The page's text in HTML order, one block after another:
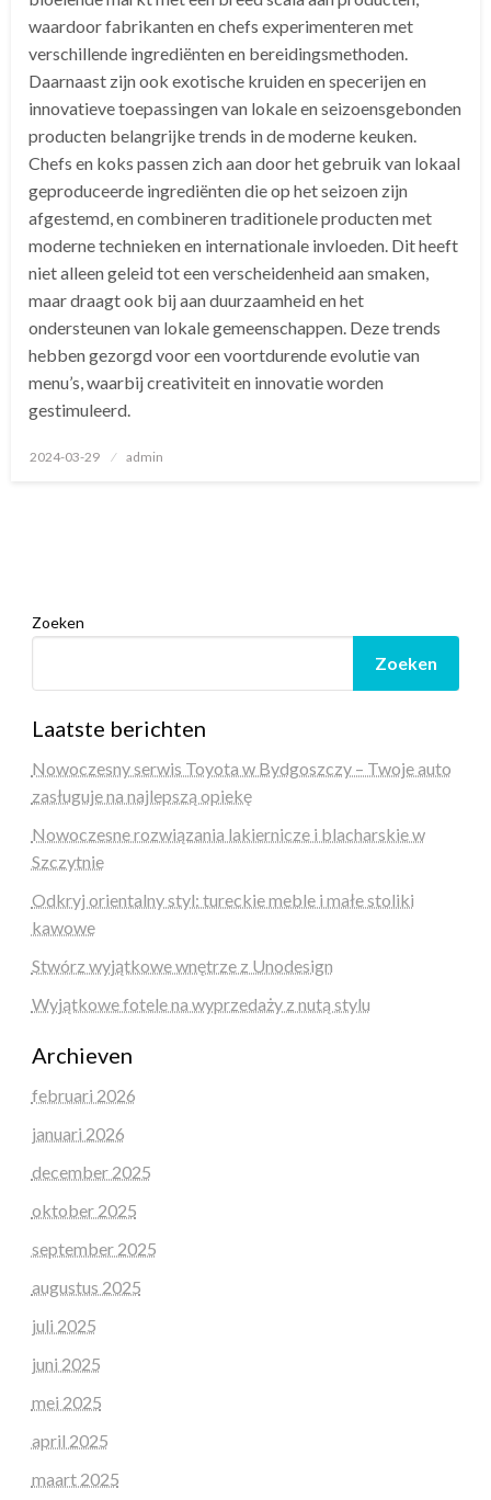
waardoor fabrikanten en chefs experimenteren met
verschillende ingrediënten en bereidingsmethoden.
Daarnaast zijn ook exotische kruiden en specerijen en
innovatieve toepassingen van lokale en seizoensgebonden
producten belangrijke trends in de moderne keuken.
Chefs en koks passen zich aan door het gebruik van lokaal
geproduceerde ingrediënten die op het seizoen zijn
afgestemd, en combineren traditionele producten met
moderne technieken en internationale invloeden. Dit heeft
niet alleen geleid tot een verscheidenheid aan smaken,
maar draagt ook bij aan duurzaamheid en het
ondersteunen van lokale gemeenschappen. Deze trends
hebben gezorgd voor een voortdurende evolutie van
menu’s, waarbij creativiteit en innovatie worden
gestimuleerd.
Geplaatst
2024-03-29 admin
Zoeken
Zoeken
Laatste berichten
Nowoczesny serwis Toyota w Bydgoszczy – Twoje auto
zasługuje na najlepszą opiekę
Nowoczesne rozwiązania lakiernicze i blacharskie w
Szczytnie
Odkryj orientalny styl: tureckie meble i małe stoliki
kawowe
Stwórz wyjątkowe wnętrze z Unodesign
Wyjątkowe fotele na wyprzedaży z nutą stylu
Archieven
februari 2026
januari 2026
december 2025
oktober 2025
september 2025
augustus 2025
juli 2025
juni 2025
mei 2025
april 2025
maart 2025